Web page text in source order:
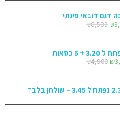
דגם דובאי פינתי
₪6,500 ₪
₪4,900 ₪